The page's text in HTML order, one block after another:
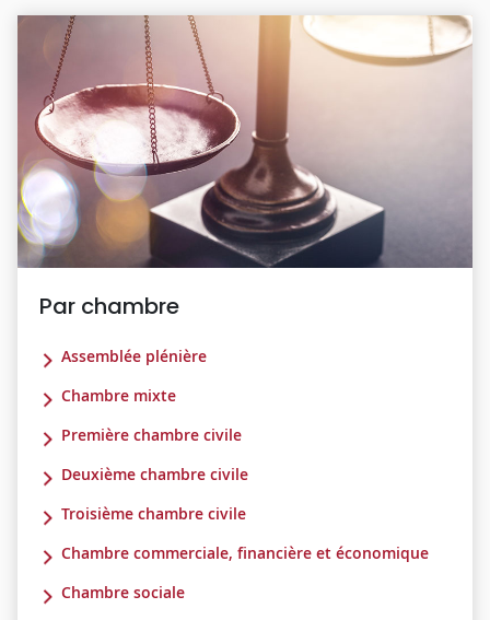
Par chambre
Assemblée plénière
Chambre mixte
Première chambre civile
Deuxième chambre civile
Troisième chambre civile
Chambre commerciale, financière et économique
Chambre sociale